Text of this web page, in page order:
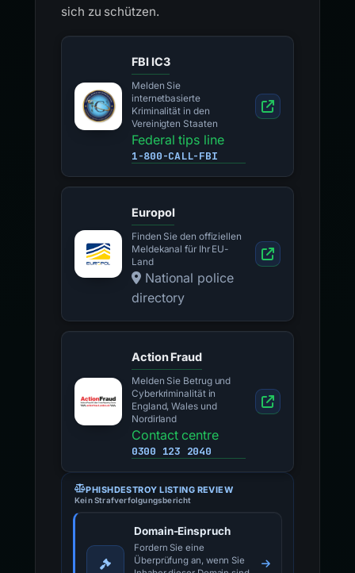
sich zu schützen.
FBI IC3
Melden Sie
internetbasierte
Kriminalität in den
Vereinigten Staaten
Federal tips line
1-800-CALL-FBI
Europol
Finden Sie den offiziellen
Meldekanal für Ihr EU-
Land
National police
directory
Action Fraud
Melden Sie Betrug und
Cyberkriminalität in
England, Wales und
Nordirland
Contact centre
0300 123 2040
PHISHDESTROY LISTING REVIEW
Kein Strafverfolgungsbericht
Domain-Einspruch
Fordern Sie eine
Überprüfung an, wenn Sie